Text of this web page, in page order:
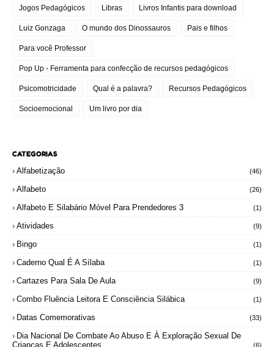
Jogos Pedagógicos Libras Livros Infantis para download
Luiz Gonzaga O mundo dos Dinossauros Pais e filhos
Para você Professor
Pop Up - Ferramenta para confecção de recursos pedagógicos
Psicomotricidade Qual é a palavra? Recursos Pedagógicos
Socioemocional Um livro por dia
CATEGORIAS
Alfabetização
(46)
Alfabeto (26)
Alfabeto E Silabário Móvel Para Prendedores 3 (1)
Atividades (9)
Bingo (1)
Caderno Qual É A Sílaba (1)
Cartazes Para Sala De Aula (9)
Combo Fluência Leitora E Consciência Silábica (1)
Datas Comemorativas (33)
Dia Nacional De Combate Ao Abuso E À Exploração Sexual De
Crianças E Adolescentes
(6)